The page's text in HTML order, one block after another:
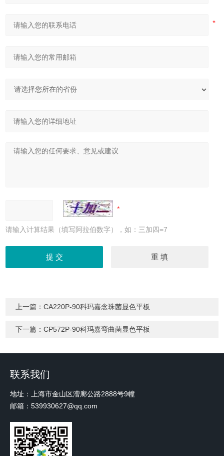
请输入计算结果（填写阿拉伯数字），如：三加四=7
上一篇：CA220P-90科玛嘉念珠菌显色平板
下一篇：CP572P-90科玛嘉弯曲菌显色平板
联系我们
地址：上海市金山区漕廊公路2888号9幢
邮箱：539930627@qq.com